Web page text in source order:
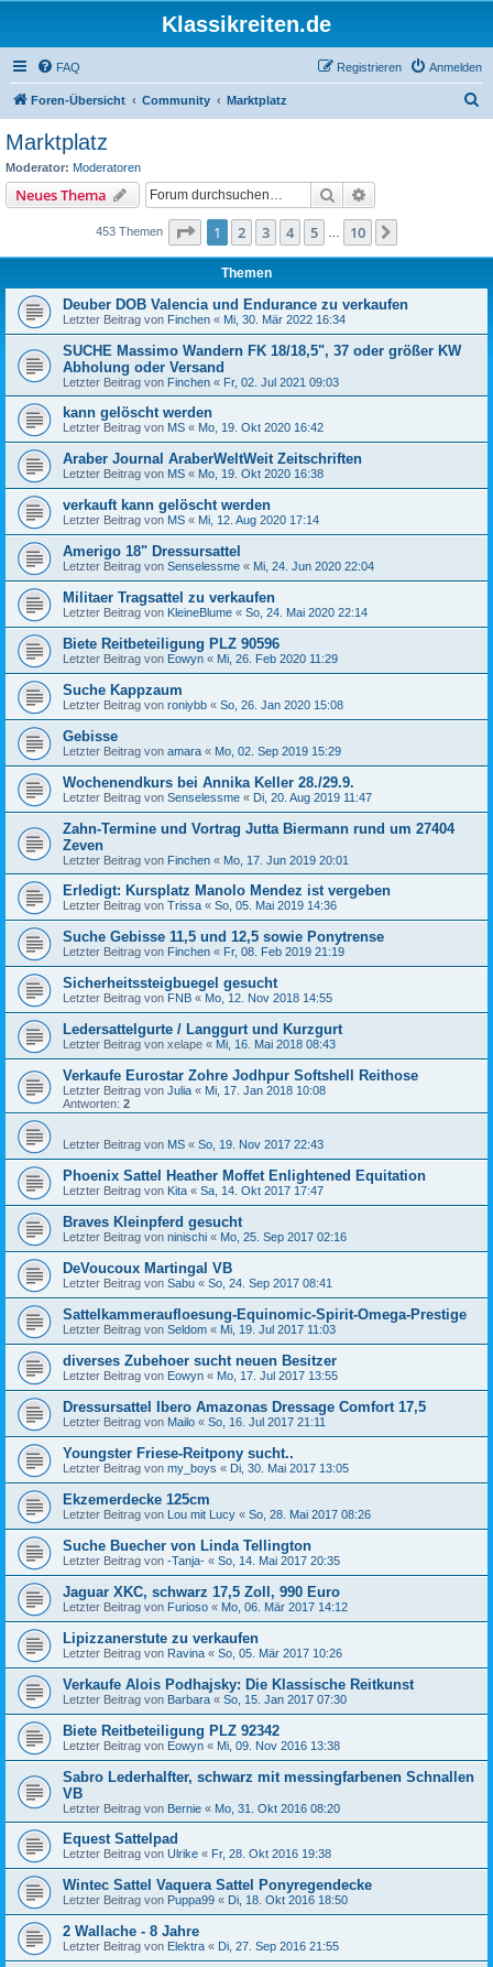
Klassikreiten.de
FAQ Anmelden
Registrieren
Foren-Übersicht Community Marktplatz
Marktplatz
Moderator: Moderatoren
Neues Thema Suche
453 Themen Seite 1von 10
1 2 3 4 5 10
Themen
Deuber DOB Valencia und Endurance zu verkaufen
Letzter Beitrag von Finchen « Mi, 30. Mär 2022 16:34
SUCHE Massimo Wandern FK 18/18,5", 37 oder größer KW
Abholung oder Versand
Letzter Beitrag von Finchen « Fr, 02. Jul 2021 09:03
kann gelöscht werden
Letzter Beitrag von MS « Mo, 19. Okt 2020 16:42
Araber Journal AraberWeltWeit Zeitschriften
Letzter Beitrag von MS « Mo, 19. Okt 2020 16:38
verkauft kann gelöscht werden
Letzter Beitrag von MS « Mi, 12. Aug 2020 17:14
Amerigo 18" Dressursattel
Letzter Beitrag von Senselessme « Mi, 24. Jun 2020 22:04
Militaer Tragsattel zu verkaufen
Letzter Beitrag von KleineBlume « So, 24. Mai 2020 22:14
Biete Reitbeteiligung PLZ 90596
Letzter Beitrag von Eowyn « Mi, 26. Feb 2020 11:29
Suche Kappzaum
Letzter Beitrag von roniybb « So, 26. Jan 2020 15:08
Gebisse
Letzter Beitrag von amara « Mo, 02. Sep 2019 15:29
Wochenendkurs bei Annika Keller 28./29.9.
Letzter Beitrag von Senselessme « Di, 20. Aug 2019 11:47
Zahn-Termine und Vortrag Jutta Biermann rund um 27404
Zeven
Letzter Beitrag von Finchen « Mo, 17. Jun 2019 20:01
Erledigt: Kursplatz Manolo Mendez ist vergeben
Letzter Beitrag von Trissa « So, 05. Mai 2019 14:36
Suche Gebisse 11,5 und 12,5 sowie Ponytrense
Letzter Beitrag von Finchen « Fr, 08. Feb 2019 21:19
Sicherheitssteigbuegel gesucht
Letzter Beitrag von FNB « Mo, 12. Nov 2018 14:55
Ledersattelgurte / Langgurt und Kurzgurt
Letzter Beitrag von xelape « Mi, 16. Mai 2018 08:43
Verkaufe Eurostar Zohre Jodhpur Softshell Reithose
Letzter Beitrag von Julia « Mi, 17. Jan 2018 10:08
Antworten: 2
Letzter Beitrag von MS « So, 19. Nov 2017 22:43
Phoenix Sattel Heather Moffet Enlightened Equitation
Letzter Beitrag von Kita « Sa, 14. Okt 2017 17:47
Braves Kleinpferd gesucht
Letzter Beitrag von ninischi « Mo, 25. Sep 2017 02:16
DeVoucoux Martingal VB
Letzter Beitrag von Sabu « So, 24. Sep 2017 08:41
Sattelkammeraufloesung-Equinomic-Spirit-Omega-Prestige
Letzter Beitrag von Seldom « Mi, 19. Jul 2017 11:03
diverses Zubehoer sucht neuen Besitzer
Letzter Beitrag von Eowyn « Mo, 17. Jul 2017 13:55
Dressursattel Ibero Amazonas Dressage Comfort 17,5
Letzter Beitrag von Mailo « So, 16. Jul 2017 21:11
Youngster Friese-Reitpony sucht..
Letzter Beitrag von my_boys « Di, 30. Mai 2017 13:05
Ekzemerdecke 125cm
Letzter Beitrag von Lou mit Lucy « So, 28. Mai 2017 08:26
Suche Buecher von Linda Tellington
Letzter Beitrag von -Tanja- « So, 14. Mai 2017 20:35
Jaguar XKC, schwarz 17,5 Zoll, 990 Euro
Letzter Beitrag von Furioso « Mo, 06. Mär 2017 14:12
Lipizzanerstute zu verkaufen
Letzter Beitrag von Ravina « So, 05. Mär 2017 10:26
Verkaufe Alois Podhajsky: Die Klassische Reitkunst
Letzter Beitrag von Barbara « So, 15. Jan 2017 07:30
Biete Reitbeteiligung PLZ 92342
Letzter Beitrag von Eowyn « Mi, 09. Nov 2016 13:38
Sabro Lederhalfter, schwarz mit messingfarbenen Schnallen
VB
Letzter Beitrag von Bernie « Mo, 31. Okt 2016 08:20
Equest Sattelpad
Letzter Beitrag von Ulrike « Fr, 28. Okt 2016 19:38
Wintec Sattel Vaquera Sattel Ponyregendecke
Letzter Beitrag von Puppa99 « Di, 18. Okt 2016 18:50
2 Wallache - 8 Jahre
Letzter Beitrag von Elektra « Di, 27. Sep 2016 21:55